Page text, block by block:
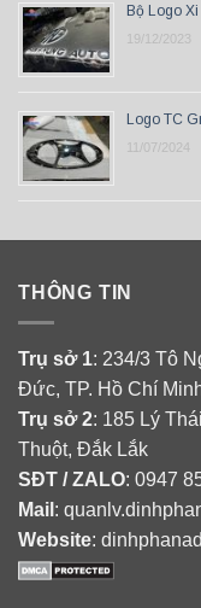
Bộ Logo
19/12/2023
Logo TC
11/07/2024
THÔNG TIN
Trụ sở 1: 234/3 Tô
Đức, TP. Hồ Chí
Trụ sở 2: 185 Lý
Thuột, Đắk Lắk
SĐT / ZALO: 0947
Mail :
Website: